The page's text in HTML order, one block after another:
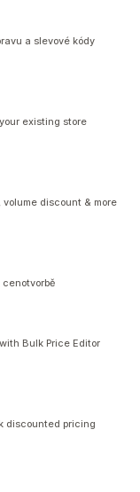
a slevové kódy
existing store
discount & more
Bulk Price Editor
discounted pricing